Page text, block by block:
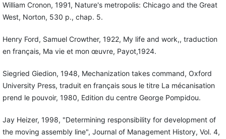
William Cronon, 1991, Nature's metropolis: Chicago and the Great
West, Norton, 530 p., chap. 5.
Henry Ford, Samuel Crowther, 1922, My life and work,, traduction
en français, Ma vie et mon œuvre, Payot,1924.
Siegried Giedion, 1948, Mechanization takes command, Oxford
University Press, traduit en français sous le titre La mécanisation
prend le pouvoir, 1980, Edition du centre George Pompidou.
Jay Heizer, 1998, "Determining responsibility for development of
the moving assembly line", Journal of Management History, Vol. 4,